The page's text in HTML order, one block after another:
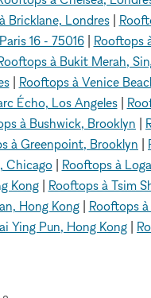
Bricklane, Londres|
16 - 75016| Rooftops
à Bukit Merah,
| Rooftops à Venice
Écho, Los Angeles|
à Bushwick, Brooklyn
à Greenpoint, Brooklyn
Chicago| Rooftops à
Kong| Rooftops à Tsim
Hong Kong| Rooftops
Ying Pun, Hong Kong